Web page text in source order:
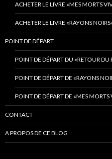
ACHETER LE LIVRE «MES MORTS
ACHETER LE LIVRE «RAYONS
POINT DE DÉPART
POINT DE DÉPART DU «RETOUR DU
POINT DE DÉPART DE «RAYONS
POINT DE DÉPART DE «MES MORTS
CONTACT
A PROPOS DE CE BLOG